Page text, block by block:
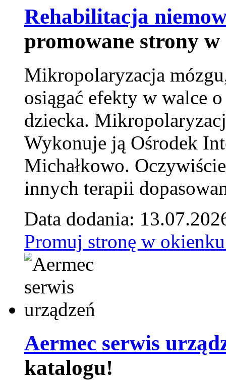
Rehabilitacja
promowane strony
Mikropolaryzacja
osiągać efekty w walce
dziecka.
Wykonuje ją Ośrodek
Michałkowo.
innych terapii
Data dodania:
Promuj stronę w
Aermec serwis
katalogu!